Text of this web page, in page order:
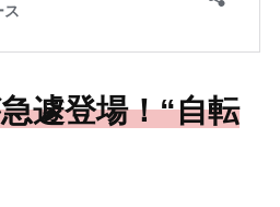
遽登場！“自転